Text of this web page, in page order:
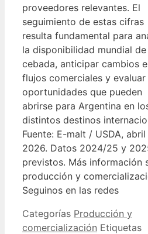
proveedores relevantes. El
seguimiento de estas cifras
resulta fundamental para
la disponibilidad mundial de
cebada, anticipar cambios
flujos comerciales y evaluar
oportunidades que pueden
abrirse para Argentina en
distintos destinos
Fuente: E-malt / USDA,
2026. Datos 2024/25 y
previstos. Más información
producción y
Seguinos en las redes
Categorías Producción y
comercialización Etiquetas